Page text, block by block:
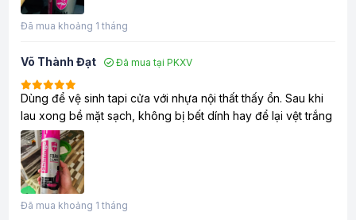
Đã mua khoảng 1 tháng
Võ Thành Đạt Đã mua tại PKXV
Dùng để vệ sinh tapi cửa với nhựa nội thất thấy ổn. Sau khi
lau xong bề mặt sạch, không bị bết dính hay để lại vệt trắng
Đã mua khoảng 1 tháng